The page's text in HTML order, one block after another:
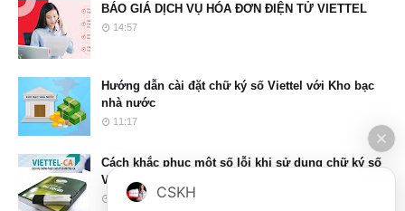
BÁO GIÁ DỊCH VỤ HÓA ĐƠN ĐIỆN TỬ VIETTEL
14:57
Hướng dẫn cài đặt chữ ký số Viettel với Kho bạc
nhà nước
11:17
Cách khắc phục một số lỗi khi sử dụng chữ ký số
Viettel-ca
22:23
CSKH